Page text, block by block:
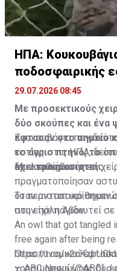
ΗΠΑ:
ποδοσφαιρικής
29.07.2026 08:45
Με προσεκτικούς
δύο σκούπες και ένα
έφτασαν στο σημείο
το άγριο πτηνό, το
έχει τραυματιστεί
Κουκουβάγια
εστίας στις ΗΠΑ,
απελευθέρωσής της
Μια ασυνήθιστη
πραγματοποίησαν
όταν ανταποκρίθηκαν
που είχε παγιδευτεί
Το περιστατικό
στην πόλη Άβον.
An owl that got tangled
free again after being
https://t.co/x2cKzbUGkl
— ABC News (@ABC)
Οι αστυνομικοί
χρησιμοποιώντας δύο